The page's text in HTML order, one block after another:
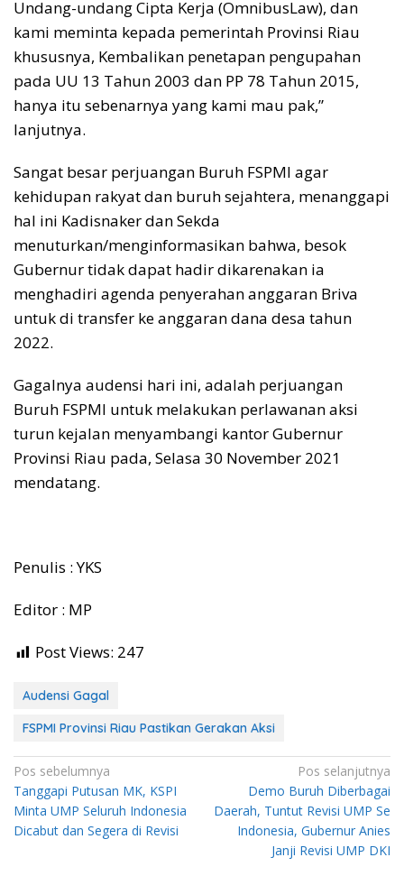
Undang-undang Cipta Kerja (OmnibusLaw), dan
kami meminta kepada pemerintah Provinsi Riau
khususnya, Kembalikan penetapan pengupahan
pada UU 13 Tahun 2003 dan PP 78 Tahun 2015,
hanya itu sebenarnya yang kami mau pak,”
lanjutnya.
Sangat besar perjuangan Buruh FSPMI agar
kehidupan rakyat dan buruh sejahtera, menanggapi
hal ini Kadisnaker dan Sekda
menuturkan/menginformasikan bahwa, besok
Gubernur tidak dapat hadir dikarenakan ia
menghadiri agenda penyerahan anggaran Briva
untuk di transfer ke anggaran dana desa tahun
2022.
Gagalnya audensi hari ini, adalah perjuangan
Buruh FSPMI untuk melakukan perlawanan aksi
turun kejalan menyambangi kantor Gubernur
Provinsi Riau pada, Selasa 30 November 2021
mendatang.
Penulis : YKS
Editor : MP
Post Views: 247
Audensi Gagal
FSPMI Provinsi Riau Pastikan Gerakan Aksi
Navigasi
pos
Pos sebelumnya
Tanggapi Putusan MK, KSPI
Minta UMP Seluruh Indonesia
Dicabut dan Segera di Revisi
Pos selanjutnya
Demo Buruh Diberbagai
Daerah, Tuntut Revisi UMP Se
Indonesia, Gubernur Anies
Janji Revisi UMP DKI